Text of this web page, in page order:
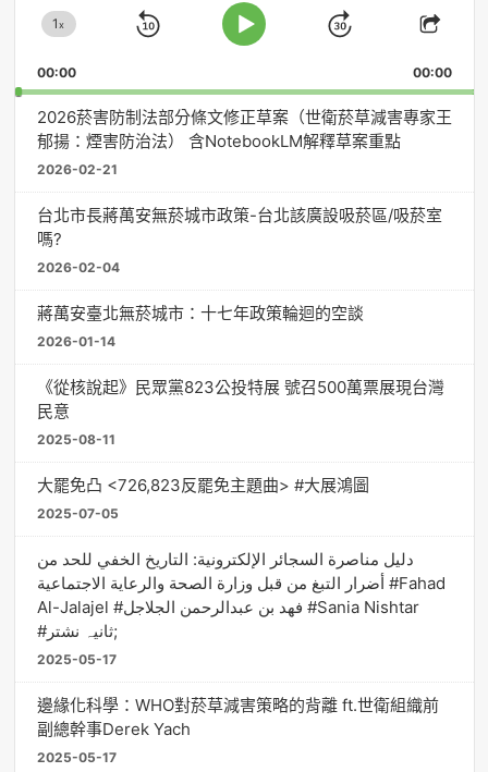
Change
Rate
1x
Skip
Play
Jump
Forward
Share
00:00 00:00
2026菸害防制法部分條文修正草案（世衛菸草減害專家王
郁揚：煙害防治法） 含NotebookLM解釋草案重點
2026-02-21
台北市長蔣萬安無菸城市政策-台北該廣設吸菸區/吸菸室
嗎?
2026-02-04
蔣萬安臺北無菸城市：十七年政策輪迴的空談
2026-01-14
《從核說起》民眾黨823公投特展 號召500萬票展現台灣
民意
2025-08-11
大罷免凸 <726,823反罷免主題曲> #大展鴻圖
2025-07-05
دليل مناصرة السجائر الإلكترونية: التاريخ الخفي للحد من
أضرار التبغ من قبل وزارة الصحة والرعاية الاجتماعية #Fahad
Al-Jalajel #فهد بن عبدالرحمن الجلاجل #Sania Nishtar
#ثانیہ نشتر;
2025-05-17
邊緣化科學：WHO對菸草減害策略的背離 ft.世衛組織前
副總幹事Derek Yach
2025-05-17